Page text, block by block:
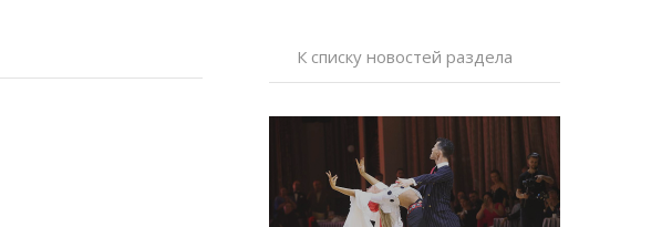
К списку новостей раздела